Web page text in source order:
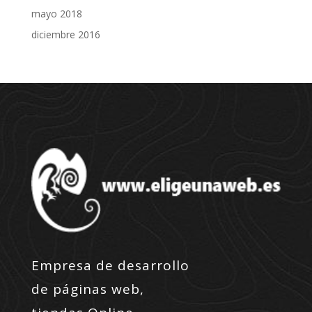
mayo 2018
diciembre 2016
Empresa de desarrollo
de páginas web,